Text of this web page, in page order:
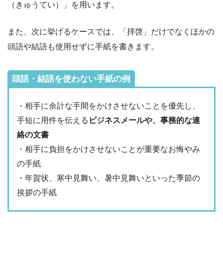
（きゅうてい）」を用います。
また、次に挙げるケースでは、「拝啓」だけでなくほかの
頭語や結語も使用せずに手紙を書きます。
頭語・結語を使わない手紙の例
・相手に余計な手間をかけさせないことを優先し、
手短に用件を伝える ビジネスメールや、事務的な連
絡の文書
・相手に負担をかけさせないことが重要なお悔やみ
の手紙
・年賀状、寒中見舞い、暑中見舞いといった季節の
挨拶の手紙